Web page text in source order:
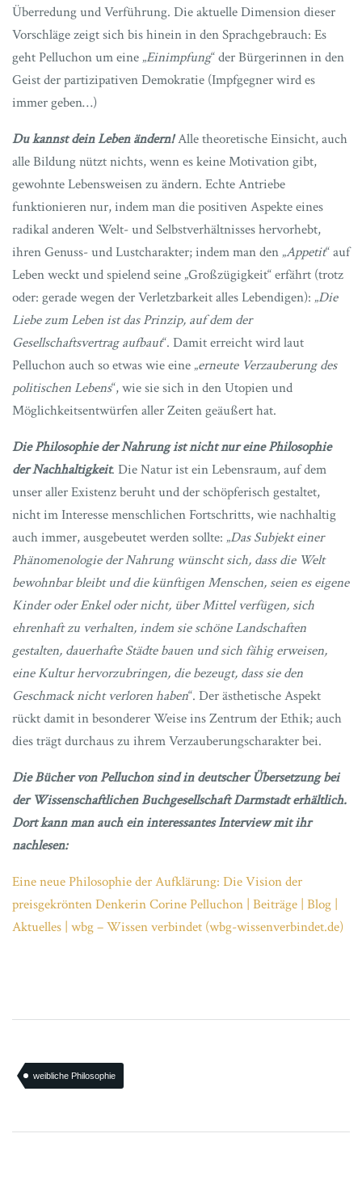
Überredung und Verführung. Die aktuelle Dimension dieser
Vorschläge zeigt sich bis hinein in den Sprachgebrauch: Es
geht Pelluchon um eine „Einimpfung“ der Bürgerinnen in den
Geist der partizipativen Demokratie (Impfgegner wird es
immer geben…)
Du kannst dein Leben ändern!Alle theoretische Einsicht, auch
alle Bildung nützt nichts, wenn es keine Motivation gibt,
gewohnte Lebensweisen zu ändern. Echte Antriebe
funktionieren nur, indem man die positiven Aspekte eines
radikal anderen Welt- und Selbstverhältnisses hervorhebt,
ihren Genuss- und Lustcharakter; indem man den „Appetit“ auf
Leben weckt und spielend seine „Großzügigkeit“ erfährt (trotz
oder: gerade wegen der Verletzbarkeit alles Lebendigen): „Die
Liebe zum Leben ist das Prinzip, auf dem der
Gesellschaftsvertrag aufbaut“. Damit erreicht wird laut
Pelluchon auch so etwas wie eine „erneute Verzauberung des
politischen Lebens“, wie sie sich in den Utopien und
Möglichkeitsentwürfen aller Zeiten geäußert hat.
Die Philosophie der Nahrung ist nicht nur eine Philosophie
der Nachhaltigkeit. Die Natur ist ein Lebensraum, auf dem
unser aller Existenz beruht und der schöpferisch gestaltet,
nicht im Interesse menschlichen Fortschritts, wie nachhaltig
auch immer, ausgebeutet werden sollte: „Das Subjekt einer
Phänomenologie der Nahrung wünscht sich, dass die Welt
bewohnbar bleibt und die künftigen Menschen, seien es eigene
Kinder oder Enkel oder nicht, über Mittel verfügen, sich
ehrenhaft zu verhalten, indem sie schöne Landschaften
gestalten, dauerhafte Städte bauen und sich fähig erweisen,
eine Kultur hervorzubringen, die bezeugt, dass sie den
Geschmack nicht verloren haben“. Der ästhetische Aspekt
rückt damit in besonderer Weise ins Zentrum der Ethik; auch
dies trägt durchaus zu ihrem Verzauberungscharakter bei.
Die Bücher von Pelluchon sind in deutscher Übersetzung bei
der Wissenschaftlichen Buchgesellschaft Darmstadt erhältlich.
Dort kann man auch ein interessantes Interview mit ihr
nachlesen:
Eine neue Philosophie der Aufklärung: Die Vision der
preisgekrönten Denkerin Corine Pelluchon | Beiträge | Blog |
Aktuelles | wbg – Wissen verbindet (wbg-wissenverbindet.de)
weibliche Philosophie